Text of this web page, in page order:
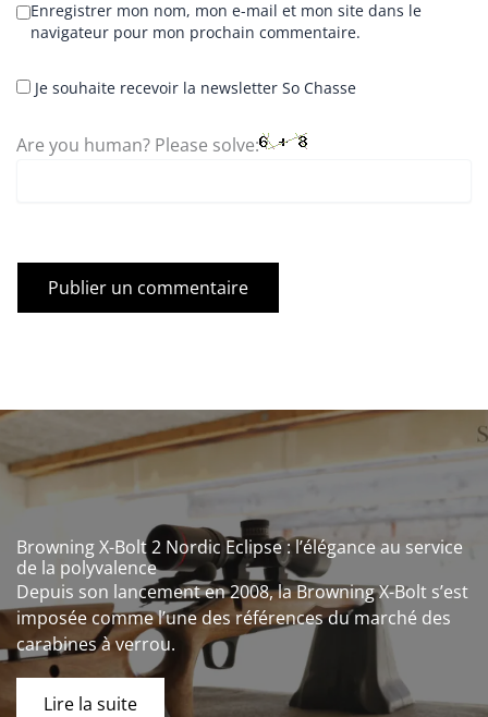
Enregistrer mon nom, mon e-mail et mon site dans le
navigateur pour mon prochain commentaire.
Je souhaite recevoir la newsletter So Chasse
Are you human? Please solve:
Browning X-Bolt 2 Nordic Eclipse : l’élégance au service
de la polyvalence
Depuis son lancement en 2008, la Browning X-Bolt s’est
imposée comme l’une des références du marché des
carabines à verrou.
Lire la suite